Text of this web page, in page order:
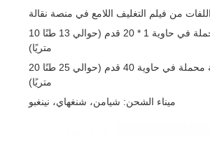
من فيلم التغليف اللامع في منصة نقالة
10 إلى 12 منصة نقالة محملة في حاوية 1 * 20 قدم (حوالي 13 طنًا
متريًا)
20 إلى 22 منصة نقالة محملة في حاوية 40 قدم (حوالي 25 طنًا
متريًا)
ميناء الشحن: شيامن، شنغهاي، نينغبو